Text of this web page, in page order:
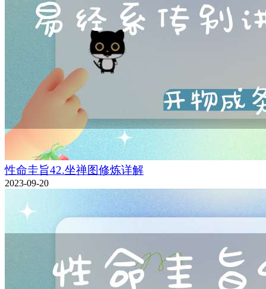
性命圭旨42.坐禅图修炼详解
2023-09-20